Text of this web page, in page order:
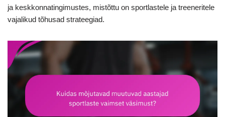
ja keskkonnatingimustes, mistõttu on sportlastele ja treeneritele
vajalikud tõhusad strateegiad.